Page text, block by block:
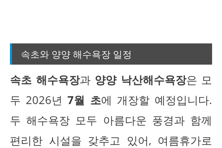
속초와 양양 해수욕장 일정
속초 해수욕장과 양양 낙산해수욕장은 모
두 2026년7월 초에 개장할 예정입니다.
두 해수욕장 모두 아름다운 풍경과 함께
편리한 시설을 갖추고 있어, 여름휴가로